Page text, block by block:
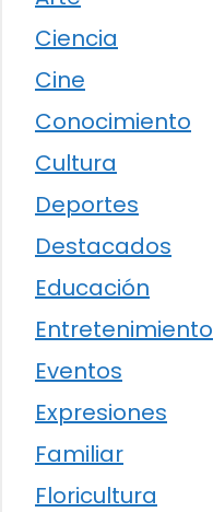
Ciencia
Cine
Conocimiento
Cultura
Deportes
Destacados
Educación
Entretenimiento
Eventos
Expresiones
Familiar
Floricultura